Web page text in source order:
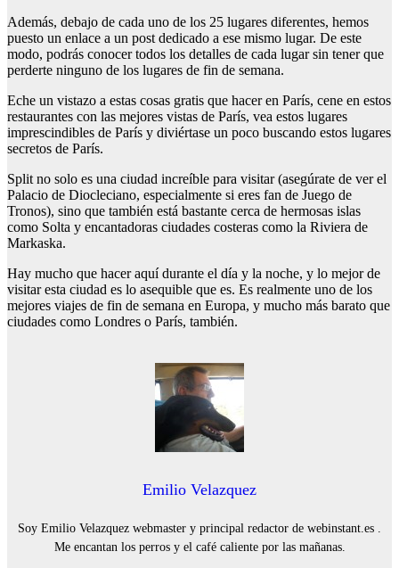
Además, debajo de cada uno de los 25 lugares diferentes, hemos
puesto un enlace a un post dedicado a ese mismo lugar. De este
modo, podrás conocer todos los detalles de cada lugar sin tener que
perderte ninguno de los lugares de fin de semana.
Eche un vistazo a estas cosas gratis que hacer en París, cene en estos
restaurantes con las mejores vistas de París, vea estos lugares
imprescindibles de París y diviértase un poco buscando estos lugares
secretos de París.
Split no solo es una ciudad increíble para visitar (asegúrate de ver el
Palacio de Diocleciano, especialmente si eres fan de Juego de
Tronos), sino que también está bastante cerca de hermosas islas
como Solta y encantadoras ciudades costeras como la Riviera de
Markaska.
Hay mucho que hacer aquí durante el día y la noche, y lo mejor de
visitar esta ciudad es lo asequible que es. Es realmente uno de los
mejores viajes de fin de semana en Europa, y mucho más barato que
ciudades como Londres o París, también.
Emilio Velazquez
Soy Emilio Velazquez webmaster y principal redactor de webinstant.es .
Me encantan los perros y el café caliente por las mañanas.